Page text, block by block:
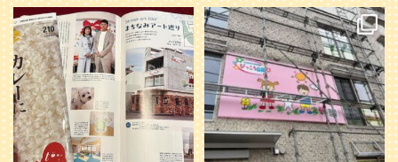
本日発売のオトンvol.210号に掲載さ
れました！...
28 1
『ぴっころ山鼻』オープンに向けて
準備が着々と進んでいます。
皆さんお楽しみに〜
...
26 0